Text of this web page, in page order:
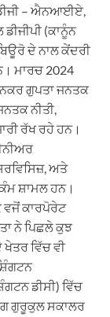
– ਐਨਆਈਏ,
(ਕਾਨੂੰਨ
ਦੇ ਨਾਲ ਕੇਂਦਰੀ
ਮਾਰਚ 2024
ਗੁਪਤਾ ਜਨਤਕ
ਨੀਤੀ,
ਰੱਖ ਰਹੇ ਹਨ।
ਅਤੇ
ਸ਼ਾਮਲ ਹਨ।
ਕਾਰਪੋਰੇਟ
ਨੇ ਪਿਛਲੇ ਕੁਝ
ਵਿੱਚ ਵੀ
ਡੀਸੀ) ਵਿੱਚ
ਗੁਰੂਕੁਲ ਸਕਾਲਰ